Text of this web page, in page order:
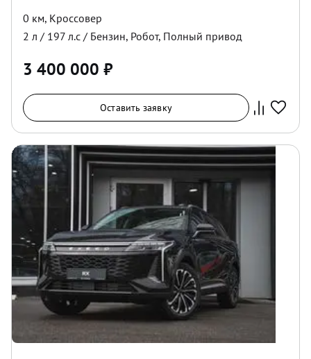
0 км, Кроссовер
2 л / 197 л.с / Бензин, Робот, Полный привод
3 400 000 ₽
Оставить заявку